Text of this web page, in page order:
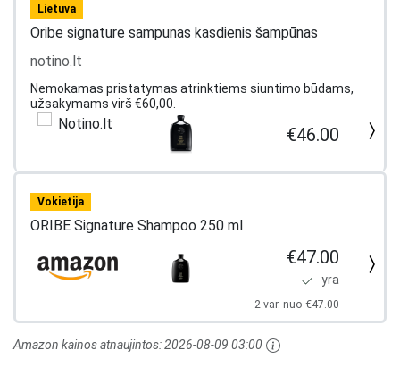
Lietuva
Oribe signature sampunas kasdienis šampūnas
notino.lt
Nemokamas pristatymas atrinktiems siuntimo būdams,
užsakymams virš €60,00.
€46.00
Vokietija
ORIBE Signature Shampoo 250 ml
€47.00
yra
2 var. nuo €47.00
Amazon kainos atnaujintos:2026-08-09 03:00